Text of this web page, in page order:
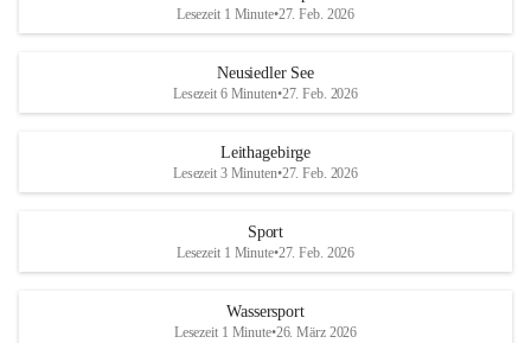
d
S
helfen wir zusammen um unsere Winzer
vor den prognostizierten Ernteausfällen
und den daraus folgenden wirtschaftlichen
Maßnahmen zur Bekämpfung
Rebe und der Amerikanischen
Anhang VBl. EU Nr. 18
e
d
r
S
Lesezeit 1 Minute•27. Feb. 2026
Neusiedler See
Lesezeit 6 Minuten•27. Feb. 2026
Leithagebirge
Lesezeit 3 Minuten•27. Feb. 2026
Sport
Lesezeit 1 Minute•27. Feb. 2026
Wassersport
Lesezeit 1 Minute•26. März 2026